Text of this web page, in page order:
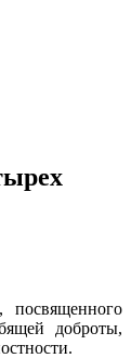
посвященного
доброты,